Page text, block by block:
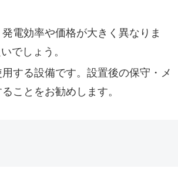
電効率や価格が大きく異なりま
でしょう。
する設備です。設置後の保守・メ
ことをお勧めします。